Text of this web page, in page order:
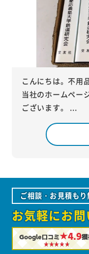
こんにちは。不用
当社のホームペー
ございます。 ...
ご相談・お見積も
お気軽にお
Google口コミ★4.9